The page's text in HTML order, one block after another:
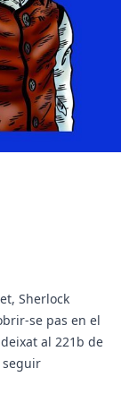
Sherlock
se pas en el
al 221b de
seguir